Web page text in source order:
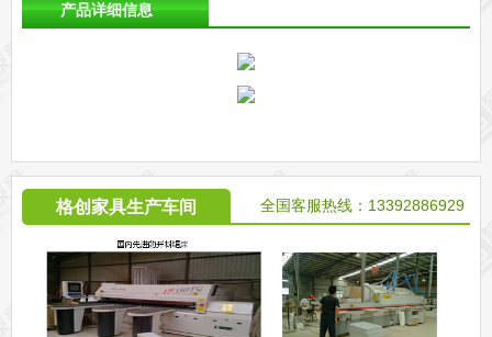
产品详细信息
格创家具生产车间 全国客服热线：13392886929